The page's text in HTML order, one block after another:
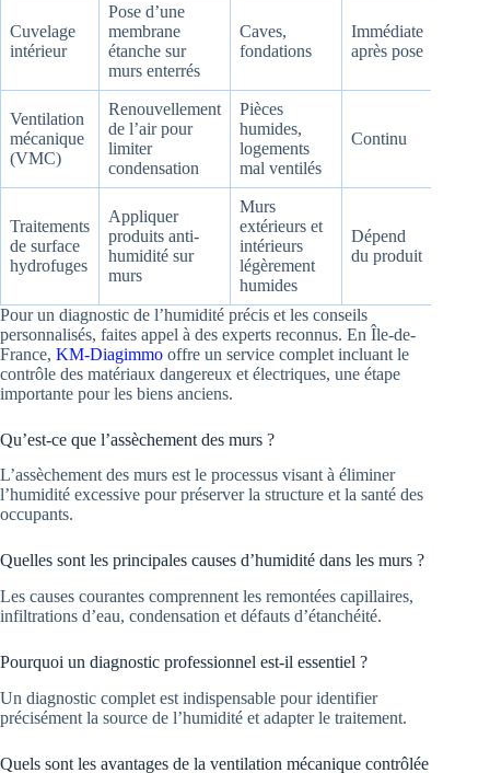
Cuvelage
intérieur
Pose d’une
membrane
étanche sur
murs enterrés
Caves,
fondations
Immédiate
après pose
Ventilation
mécanique
(VMC)
Renouvellement
de l’air pour
limiter
condensation
Pièces
humides,
logements
mal ventilés
Continu
Traitements
de surface
hydrofuges
Appliquer
produits anti-
humidité sur
murs
Murs
extérieurs et
intérieurs
légèrement
humides
Dépend
du produit
Pour un diagnostic de l’humidité précis et les conseils
personnalisés, faites appel à des experts reconnus. En Île-de-
France, KM-Diagimmo offre un service complet incluant le
contrôle des matériaux dangereux et électriques, une étape
importante pour les biens anciens.
Qu’est-ce que l’assèchement des murs ?
L’assèchement des murs est le processus visant à éliminer
l’humidité excessive pour préserver la structure et la santé des
occupants.
Quelles sont les principales causes d’humidité dans les murs ?
Les causes courantes comprennent les remontées capillaires,
infiltrations d’eau, condensation et défauts d’étanchéité.
Pourquoi un diagnostic professionnel est-il essentiel ?
Un diagnostic complet est indispensable pour identifier
précisément la source de l’humidité et adapter le traitement.
Quels sont les avantages de la ventilation mécanique contrôlée